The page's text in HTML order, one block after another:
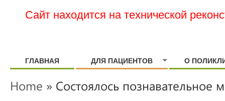
Сайт находится на технической
ГЛАВНАЯ ДЛЯ ПАЦИЕНТОВ О
YOU ARE HERE
Home » Состоялось